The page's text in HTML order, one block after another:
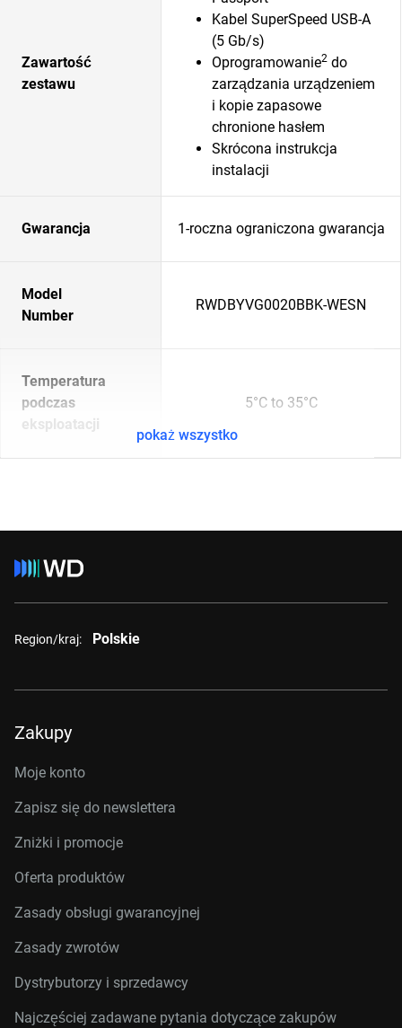
Zawartość
zestawu
Kabel SuperSpeed USB-A
(5 Gb/s)
Oprogramowanie2 do
zarządzania urządzeniem
i kopie zapasowe
chronione hasłem
Skrócona instrukcja
instalacji
Gwarancja 1-roczna ograniczona gwarancja
Model
Number
RWDBYVG0020BBK-WESN
Temperatura
podczas
eksploatacji
5°C to 35°C
pokaż wszystko
Region/kraj: Polskie
Zakupy
Moje konto
Zapisz się do newslettera
Zniżki i promocje
Oferta produktów
Zasady obsługi gwarancyjnej
Zasady zwrotów
Dystrybutorzy i sprzedawcy
Najczęściej zadawane pytania dotyczące zakupów